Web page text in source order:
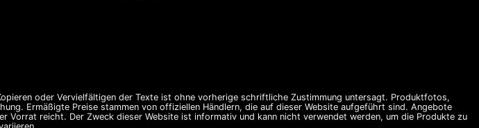
oder Vervielfältigen der Texte ist ohne vorherige schriftliche Zustimmung untersagt. Produktfotos,
Ermäßigte Preise stammen von offiziellen Händlern, die auf dieser Website aufgeführt sind. Angebote
Vorrat reicht. Der Zweck dieser Website ist informativ und kann nicht verwendet werden, um die Produkte zu